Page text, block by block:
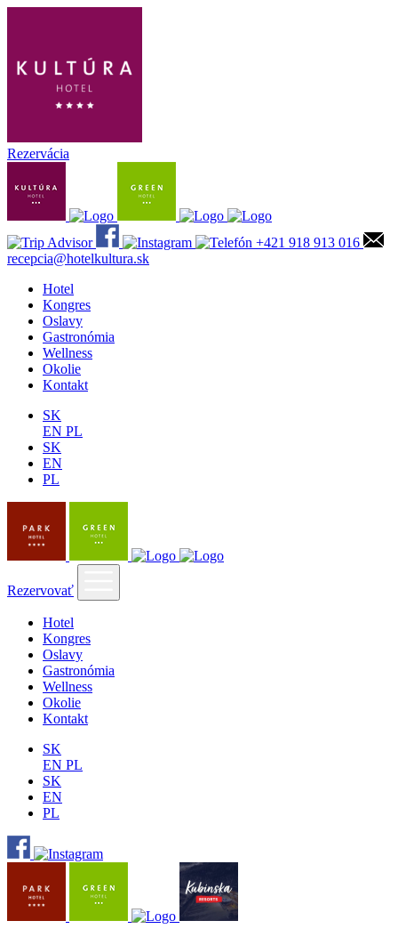
Rezervácia
+421 918 913 016
recepcia@hotelkultura.sk
Hotel
Kongres
Oslavy
Gastronómia
Wellness
Okolie
Kontakt
SK
EN PL
SK
EN
PL
Rezervovať
Hotel
Kongres
Oslavy
Gastronómia
Wellness
Okolie
Kontakt
SK
EN PL
SK
EN
PL